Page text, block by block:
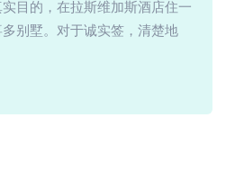
目的，在拉斯维加斯酒店住一
别墅。对于诚实签，清楚地